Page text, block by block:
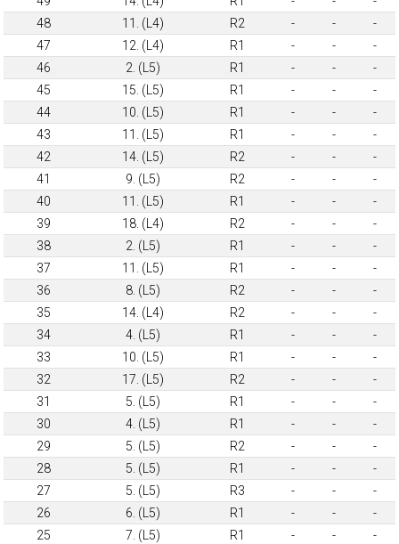
48
11. (L4) R2 - -
-
47
12. (L4) R1 - -
-
46
2. (L5) R1 - -
-
45
15. (L5) R1 - -
-
44
10. (L5) R1 - -
-
43
11. (L5) R1 - -
-
42
14. (L5) R2 - -
-
41
9. (L5) R2 - -
-
40
11. (L5) R1 - -
-
39
18. (L4) R2 - -
-
38
2. (L5) R1 - -
-
37
11. (L5) R1 - -
-
36
8. (L5) R2 - -
-
35
14. (L4) R2 - -
-
34
4. (L5) R1 - -
-
33
10. (L5) R1 - -
-
32
17. (L5) R2 - -
-
31
5. (L5) R1 - -
-
30
4. (L5) R1 - -
-
29
5. (L5) R2 - -
-
28
5. (L5) R1 - -
-
27
5. (L5) R3 - -
-
26
6. (L5) R1 - -
-
25
7. (L5) R1 - -
-